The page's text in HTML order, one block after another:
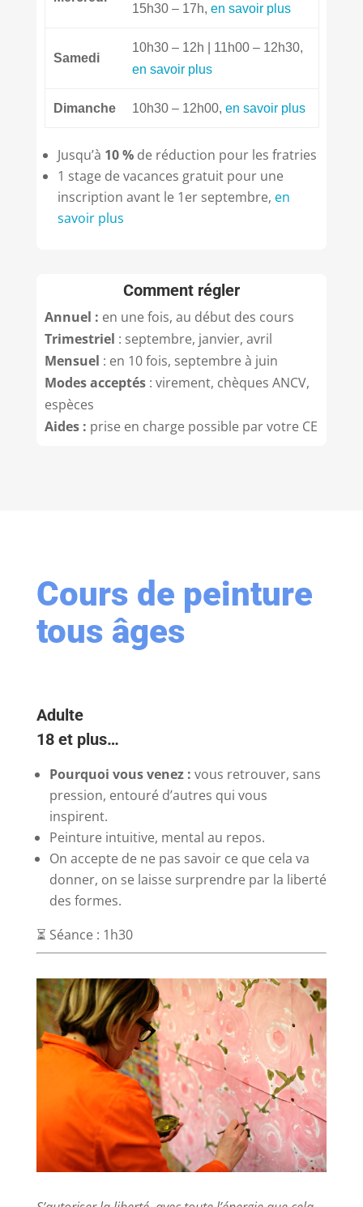
15h30 – 17h, en savoir plus
Samedi
10h30 – 12h | 11h00 – 12h30,
en savoir plus
Dimanche 10h30 – 12h00, en savoir plus
Jusqu’à 10 %de réduction pour les fratries
1 stage de vacances gratuit pour une
inscription avant le 1er septembre, en
savoir plus
Comment régler
Annuel : en une fois, au début des cours
Trimestriel : septembre, janvier, avril
Mensuel : en 10 fois, septembre à juin
Modes acceptés : virement, chèques ANCV,
espèces
Aides : prise en charge possible par votre CE
Cours de peinture
tous âges
Adulte
18 et plus…
Pourquoi vous venez : vous retrouver, sans
pression, entouré d’autres qui vous
inspirent.
Peinture intuitive, mental au repos.
On accepte de ne pas savoir ce que cela va
donner, on se laisse surprendre par la liberté
des formes.
⏳ Séance : 1h30